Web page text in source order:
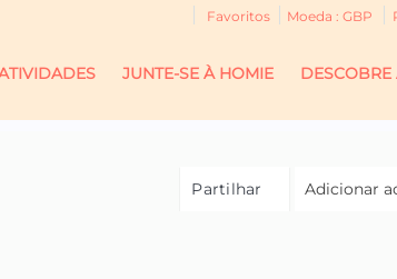
Moeda : GBP
Favoritos
JUNTE-SE À HOMIE
Adicionar
Partilhar